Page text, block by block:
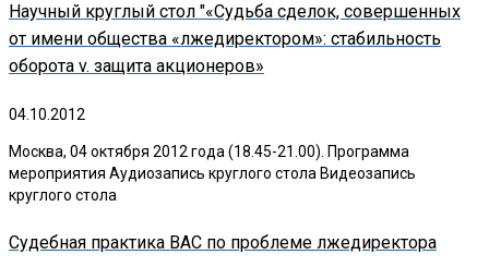
Научный круглый стол "«Судьба сделок, совершенных
от имени общества «лжедиректором»: стабильность
оборота v. защита акционеров»
04.10.2012
Москва, 04 октября 2012 года (18.45-21.00). Программа
мероприятия Аудиозапись круглого стола Видеозапись
круглого стола
Судебная практика ВАС по проблеме лжедиректора